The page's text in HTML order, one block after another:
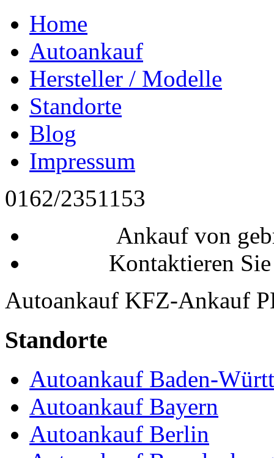
Home
Autoankauf
Hersteller / Modelle
Standorte
Blog
Impressum
0162/2351153
Ankauf von
Kontaktieren
Autoankauf KFZ-Ankauf
Standorte
Autoankauf Baden-
Autoankauf Bayern
Autoankauf Berlin